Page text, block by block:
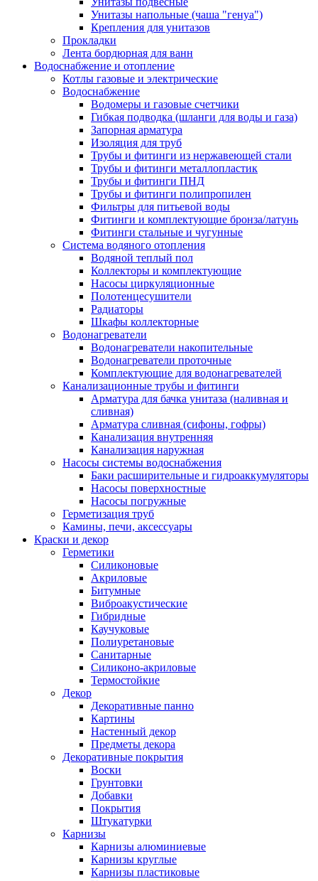
Унитазы напольные (чаша "генуа")
Крепления для унитазов
Прокладки
Лента бордюрная для ванн
Водоснабжение и отопление
Котлы газовые и электрические
Водоснабжение
Водомеры и газовые счетчики
Гибкая подводка (шланги для воды и газа)
Запорная арматура
Изоляция для труб
Трубы и фитинги из нержавеющей стали
Трубы и фитинги металлопластик
Трубы и фитинги ПНД
Трубы и фитинги полипропилен
Фильтры для питьевой воды
Фитинги и комплектующие бронза/латунь
Фитинги стальные и чугунные
Система водяного отопления
Водяной теплый пол
Коллекторы и комплектующие
Насосы циркуляционные
Полотенцесушители
Радиаторы
Шкафы коллекторные
Водонагреватели
Водонагреватели накопительные
Водонагреватели проточные
Комплектующие для водонагревателей
Канализационные трубы и фитинги
Арматура для бачка унитаза (наливная и
сливная)
Арматура сливная (сифоны, гофры)
Канализация внутренняя
Канализация наружная
Насосы системы водоснабжения
Баки расширительные и гидроаккумуляторы
Насосы поверхностные
Насосы погружные
Герметизация труб
Камины, печи, аксессуары
Краски и декор
Герметики
Силиконовые
Акриловые
Битумные
Виброакустические
Гибридные
Каучуковые
Полиуретановые
Санитарные
Силиконо-акриловые
Термостойкие
Декор
Декоративные панно
Картины
Настенный декор
Предметы декора
Декоративные покрытия
Воски
Грунтовки
Добавки
Покрытия
Штукатурки
Карнизы
Карнизы алюминиевые
Карнизы круглые
Карнизы пластиковые